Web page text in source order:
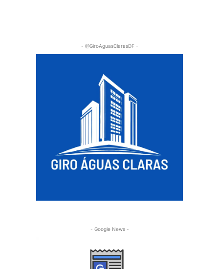
- @GiroAguasClarasDF -
- Google News -